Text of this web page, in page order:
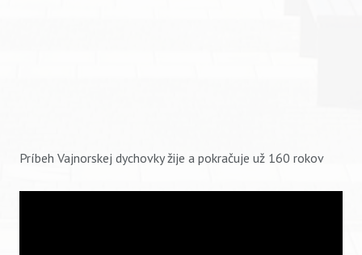
Príbeh Vajnorskej dychovky žije a pokračuje už 160 rokov